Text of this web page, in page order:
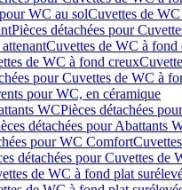
WC au solCuvettes de
Pièces détachées pour
Cuvettes de WC à fond
de WC à fond creux
pour Cuvettes de WC à
pour WC, en céramique
WCPièces détachées
détachées pour Abattants
pour WC Comfort
détachées pour Cuvettes de
de WC à fond plat